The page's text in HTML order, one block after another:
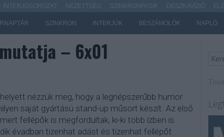
SZINKRON INTERJÚK BESZÁMOLÓK NAPLÓ
INTERJÚSOROZAT NÉZETTSÉG SZINKRONPASIK DESZKAVÍZIÓ
– 6x01
nézzük meg, hogy a legnépszerűbb humor
saját gyártású stand-up műsort készít. Az első
fellépők is megfordultak, ki-ki több ízben is
évadban tizenhat adást és tizenhat fellépőt